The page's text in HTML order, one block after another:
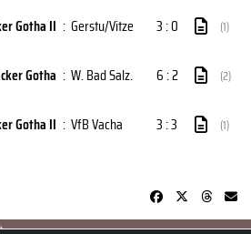
Gotha II : Gerstu/Vitze 3 : 0 (1)
Gotha : W. Bad Salz. 6 : 2 (2)
Gotha II : VfB Vacha 3 : 3 (1)